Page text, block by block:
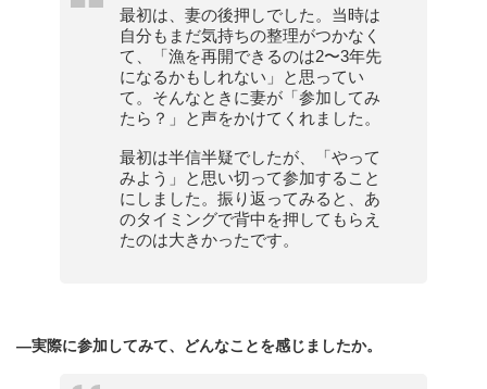
最初は、妻の後押しでした。当時は
自分もまだ気持ちの整理がつかなく
て、「漁を再開できるのは2〜3年先
になるかもしれない」と思ってい
て。そんなときに妻が「参加してみ
たら？」と声をかけてくれました。
最初は半信半疑でしたが、「やって
みよう」と思い切って参加すること
にしました。振り返ってみると、あ
のタイミングで背中を押してもらえ
たのは大きかったです。
—実際に参加してみて、どんなことを感じましたか。